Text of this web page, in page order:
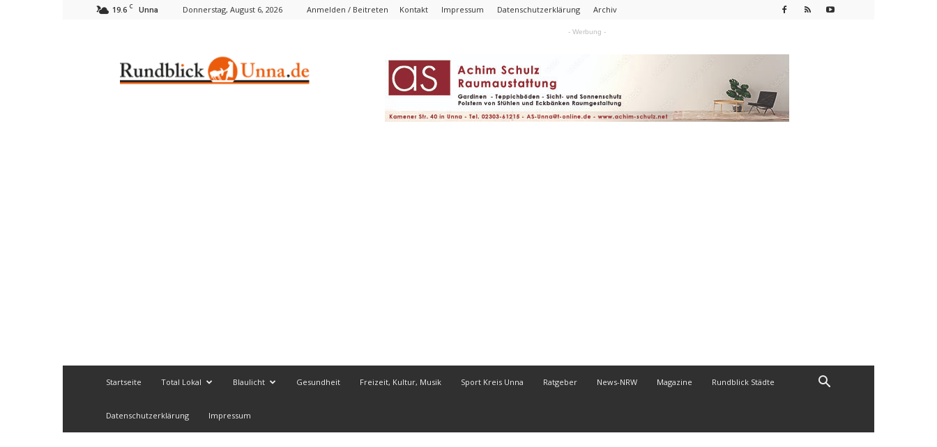
19.6 C Unna Donnerstag, August 6, 2026 Anmelden / Beitreten Kontakt Impressum Datenschutzerklärung Archiv
- Werbung -
Startseite Total Lokal Blaulicht Gesundheit Freizeit, Kultur, Musik Sport Kreis Unna Ratgeber News-NRW Magazine Rundblick Städte
Datenschutzerklärung Impressum